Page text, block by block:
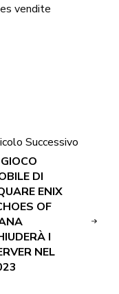
vendite
Successivo
DI
ENIX
OF
I
NEL